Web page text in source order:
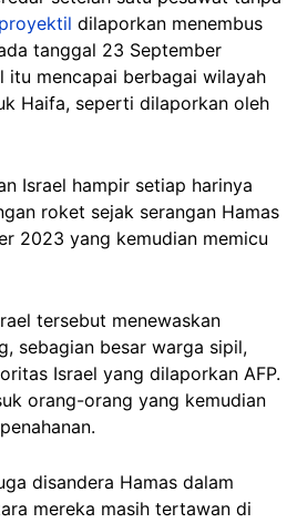
dilaporkan menembus
tanggal 23 September
itu mencapai berbagai wilayah
Haifa, seperti dilaporkan oleh
Israel hampir setiap harinya
roket sejak serangan Hamas
2023 yang kemudian memicu
tersebut menewaskan
sebagian besar warga sipil,
Israel yang dilaporkan AFP.
orang-orang yang kemudian
disandera Hamas dalam
mereka masih tertawan di